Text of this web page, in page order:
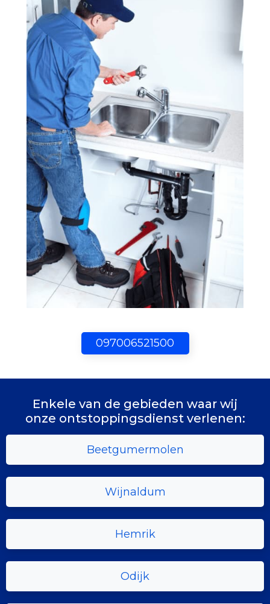
097006521500
Enkele van de gebieden waar wij
onze ontstoppingsdienst verlenen:
Beetgumermolen
Wijnaldum
Hemrik
Odijk